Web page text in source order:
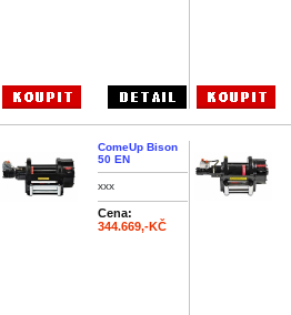
ComeUp Bison
50 EN
xxx
Cena:
344.669,-KČ